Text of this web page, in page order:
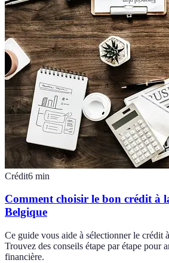
Crédit6 min
Comment choisir le bon crédit à
Belgique
Ce guide vous aide à sélectionner le crédit
Trouvez des conseils étape par étape pour
financière.